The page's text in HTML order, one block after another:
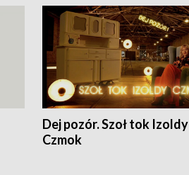
Dej pozór. Szoł tok Izoldy
Czmok